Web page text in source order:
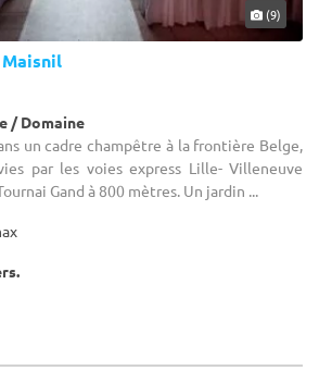
(9)
Maisnil
/ Domaine
un cadre champêtre à la frontière Belge,
par les voies express Lille- Villeneuve
Gand à 800 mètres. Un jardin ...